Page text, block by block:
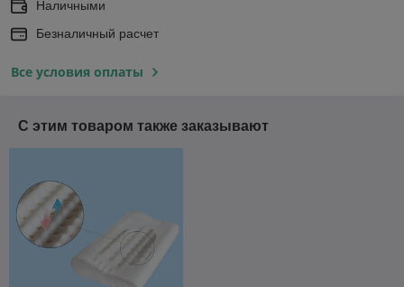
Наличными
Безналичный расчет
Все условия оплаты
С этим товаром также заказывают